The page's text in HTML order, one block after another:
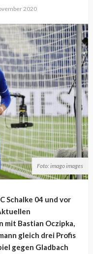
2020
Foto: imago images
Schalke 04 und vor
Bastian Oczipka,
gleich drei Profis
gegen Gladbach